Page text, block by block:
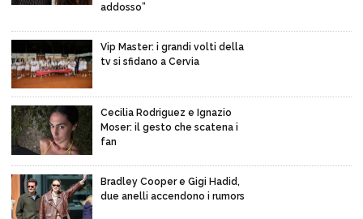
addosso”
Vip Master: i grandi volti della
tv si sfidano a Cervia
Cecilia Rodriguez e Ignazio
Moser: il gesto che scatena i
fan
Bradley Cooper e Gigi Hadid,
due anelli accendono i rumors